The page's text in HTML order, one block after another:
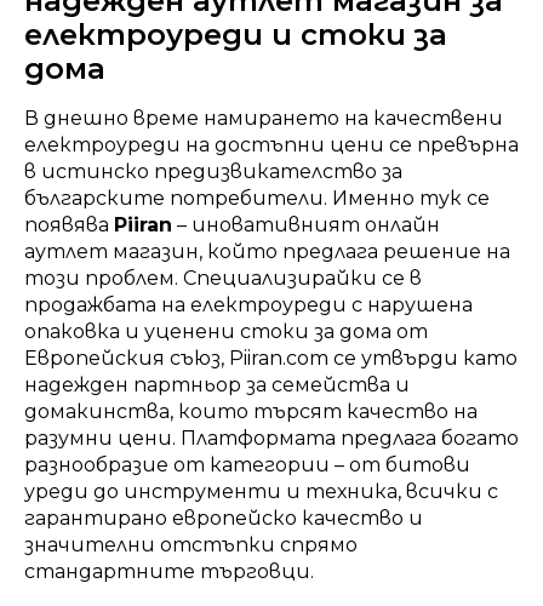
електроуреди и стоки за
дома
В днешно време намирането на качествени
електроуреди на достъпни цени се превърна
в истинско предизвикателство за
българските потребители. Именно тук се
появява Piiran – иновативният онлайн
аутлет магазин, който предлага решение на
този проблем. Специализирайки се в
продажбата на електроуреди с нарушена
опаковка и уценени стоки за дома от
Европейския съюз, Piiran.com се утвърди като
надежден партньор за семейства и
домакинства, които търсят качество на
разумни цени. Платформата предлага богато
разнообразие от категории – от битови
уреди до инструменти и техника, всички с
гарантирано европейско качество и
значителни отстъпки спрямо
стандартните търговци.